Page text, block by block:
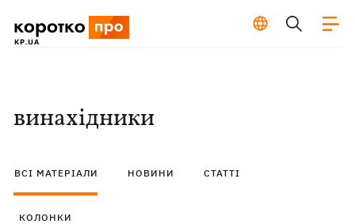
винахідники
ВСІ МАТЕРІАЛИ НОВИНИ СТАТТІ
КОЛОНКИ